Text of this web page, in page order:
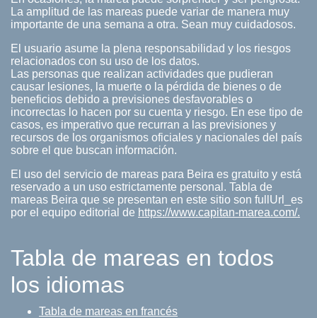
La amplitud de las mareas puede variar de manera muy
importante de una semana a otra. Sean muy cuidadosos.
El usuario asume la plena responsabilidad y los riesgos
relacionados con su uso de los datos.
Las personas que realizan actividades que pudieran
causar lesiones, la muerte o la pérdida de bienes o de
beneficios debido a previsiones desfavorables o
incorrectas lo hacen por su cuenta y riesgo. En ese tipo de
casos, es imperativo que recurran a las previsiones y
recursos de los organismos oficiales y nacionales del país
sobre el que buscan información.
El uso del servicio de mareas para Beira es gratuito y está
reservado a un uso estrictamente personal. Tabla de
mareas Beira que se presentan en este sitio son fullUrl_es
por el equipo editorial de https://www.capitan-marea.com/.
Tabla de mareas en todos
los idiomas
Tabla de mareas en francés